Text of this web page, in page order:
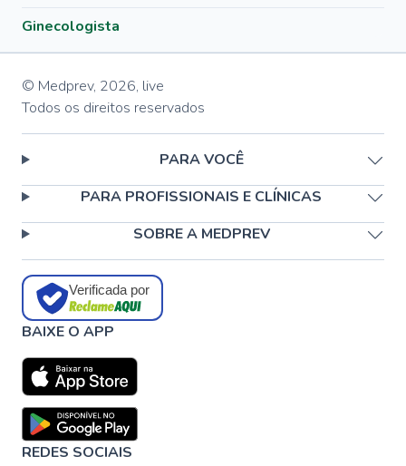
Ginecologista
© Medprev, 2026, live
Todos os direitos reservados
PARA VOCÊ
PARA PROFISSIONAIS E CLÍNICAS
SOBRE A MEDPREV
Verificada por
BAIXE O APP
REDES SOCIAIS